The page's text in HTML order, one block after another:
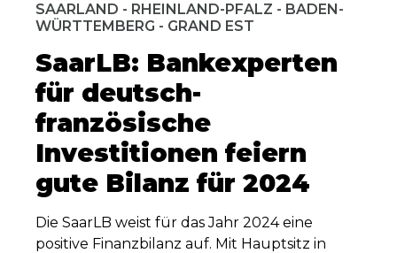
SAARLAND - RHEINLAND-PFALZ - BADEN-
WÜRTTEMBERG - GRAND EST
SaarLB: Bankexperten
für deutsch-
französische
Investitionen feiern
gute Bilanz für 2024
Die SaarLB weist für das Jahr 2024 eine
positive Finanzbilanz auf. Mit Hauptsitz in